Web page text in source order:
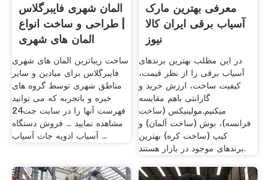
المان شهری فایبرگلاس
| طراحی و ساخت انواع
المان های شهری
ساخت زیباترین المان های شهری
فایبرگلاس برای میادین و سایر
مناطق شهری توسط گروه های
خبره و باتجربه که می توانید
فهرست آنها را در سایت جت24
مشاهده نمایید ... فروش دستگاه
آسیاب ادویه جات آسیاب ...
معرفی بهترین مارک
آسیاب برقی ایران کالا
نیوز
در این مطلب بهترین برندهای
آسیاب برقی را از نظر قیمت،
کیفیت ساخت، ارزش خرید و
گارانتی باهم مقایسه
میکنیم.مولینیکس (ساخت
فرانسه)، بوش (ساخت آلمان) و
کیپ (ساخت کره) بهترین
برندهای موجود در بازار هستند.